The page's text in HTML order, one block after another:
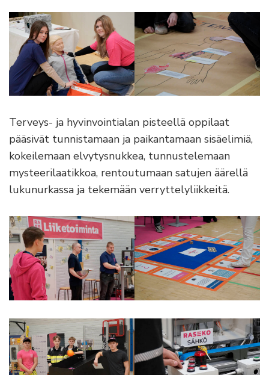
Terveys- ja hyvinvointialan pisteellä oppilaat
pääsivät tunnistamaan ja paikantamaan sisäelimiä,
kokeilemaan elvytysnukkea, tunnustelemaan
mysteerilaatikkoa, rentoutumaan satujen äärellä
lukunurkassa ja tekemään verryttelyliikkeitä.